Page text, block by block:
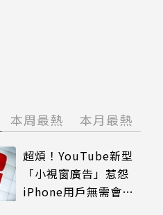
本周最熱 本月最熱
超煩！YouTube新型
「小視窗廣告」惹怨
iPhone用戶無需會員